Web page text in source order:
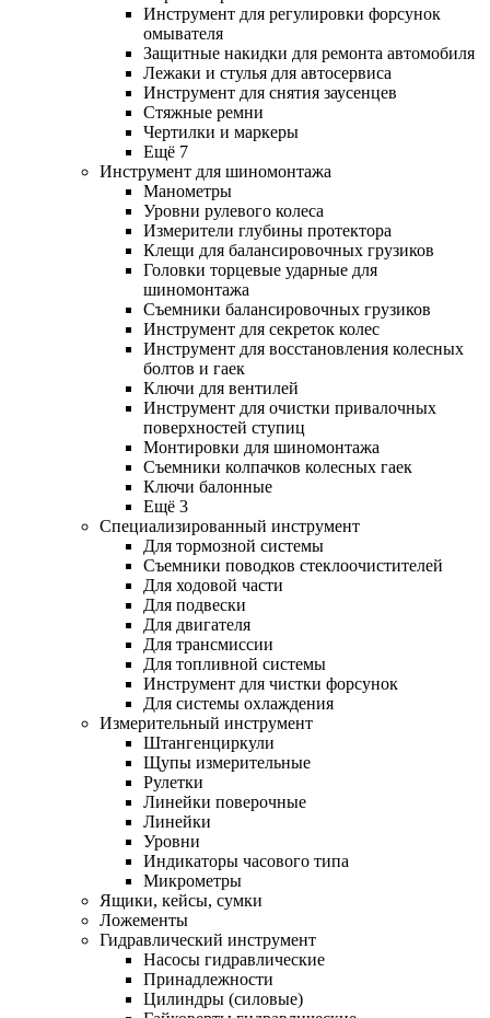
Инструмент для регулировки форсунок
омывателя
Защитные накидки для ремонта автомобиля
Лежаки и стулья для автосервиса
Инструмент для снятия заусенцев
Стяжные ремни
Чертилки и маркеры
Ещё 7
Инструмент для шиномонтажа
Манометры
Уровни рулевого колеса
Измерители глубины протектора
Клещи для балансировочных грузиков
Головки торцевые ударные для
шиномонтажа
Съемники балансировочных грузиков
Инструмент для секреток колес
Инструмент для восстановления колесных
болтов и гаек
Ключи для вентилей
Инструмент для очистки привалочных
поверхностей ступиц
Монтировки для шиномонтажа
Съемники колпачков колесных гаек
Ключи балонные
Ещё 3
Специализированный инструмент
Для тормозной системы
Съемники поводков стеклоочистителей
Для ходовой части
Для подвески
Для двигателя
Для трансмиссии
Для топливной системы
Инструмент для чистки форсунок
Для системы охлаждения
Измерительный инструмент
Штангенциркули
Щупы измерительные
Рулетки
Линейки поверочные
Линейки
Уровни
Индикаторы часового типа
Микрометры
Ящики, кейсы, сумки
Ложементы
Гидравлический инструмент
Насосы гидравлические
Принадлежности
Цилиндры (силовые)